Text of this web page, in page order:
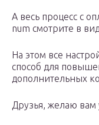
А весь процесс с
num смотрите в
На этом все
способ для
дополнительных
Друзья, желаю вам